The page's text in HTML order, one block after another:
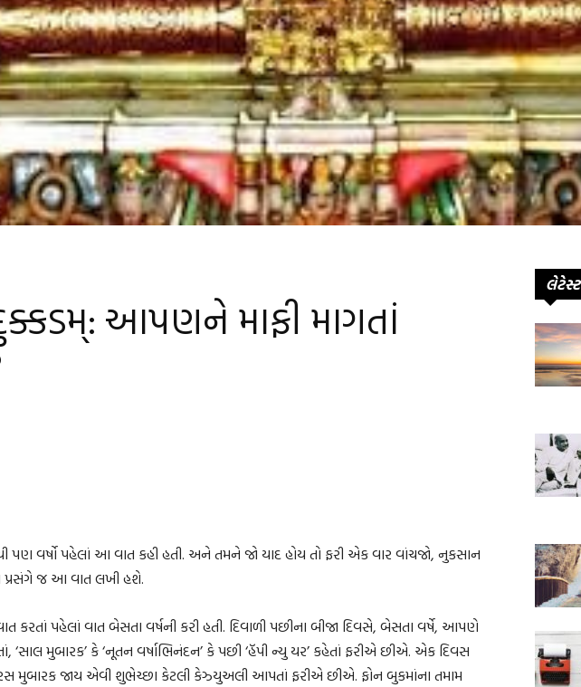
આપણને માફી માગતાં
વર્ષો પહેલાં આ વાત કહી હતી. અને તમને જો યાદ હોય તો ફરી એક વાર વાંચજો, નુકસાન
પ્રસંગે જ આ વાત લખી હશે.
કરતાં પહેલાં વાત બેસતા વર્ષની કરી હતી. દિવાળી પછીના બીજા દિવસે, બેસતા વર્ષે, આપણે
‘સાલ મુબારક’ કે ‘નૂતન વર્ષાભિનંદન’ કે પછી ‘હૅપી ન્યુ યર’ કહેતાં ફરીએ છીએ. એક દિવસ
મુબારક જાય એવી શુભેચ્છા કેટલી કેઝ્યુઅલી આપતાં ફરીએ છીએ. ફોન બુકમાંના તમામ
લેટેસ્ટ